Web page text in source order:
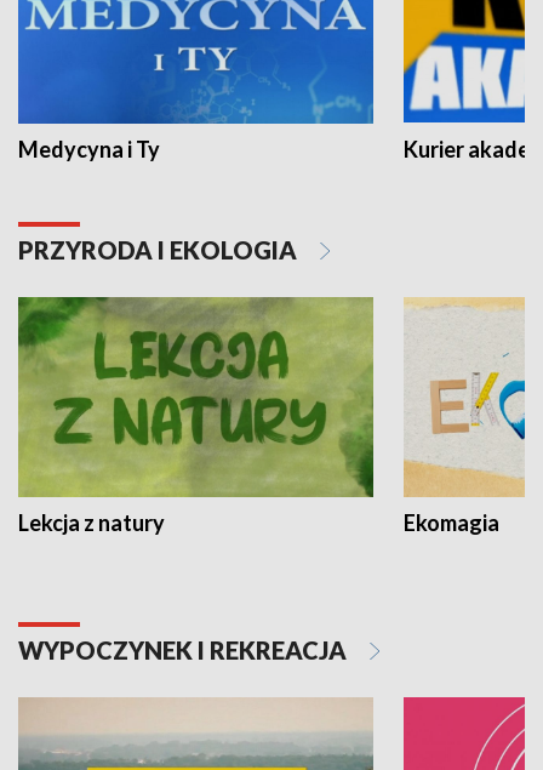
Medycyna i Ty Kurier
PRZYRODA I EKOLOGIA
Lekcja z natury Ekomagia
WYPOCZYNEK I REKREACJA